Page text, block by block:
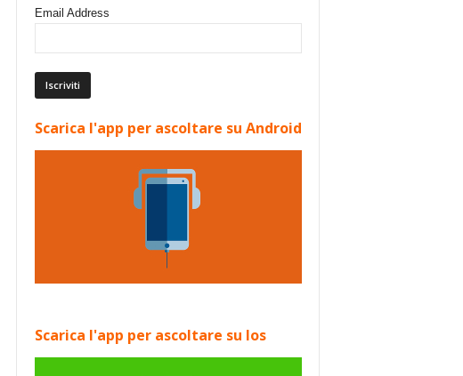
Email Address
Scarica l'app per ascoltare su Android
Scarica l'app per ascoltare su Ios